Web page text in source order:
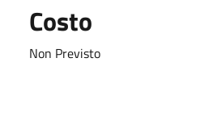
Costo
Non Previsto